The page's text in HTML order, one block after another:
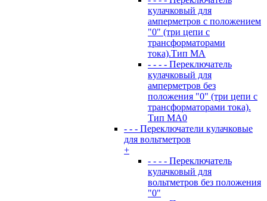
кулачковый для
амперметров с положением
"0" (три цепи с
трансформаторами
тока).Тип MA
- - - - Переключатель
кулачковый для
амперметров без
положения "0" (три цепи с
трансформаторами тока).
Тип MA0
- - - Переключатели кулачковые
для вольтметров
+
- - - - Переключатель
кулачковый для
вольтметров без положения
"0"